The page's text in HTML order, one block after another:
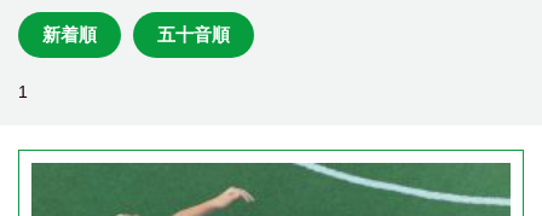
新着順 五十音順
1